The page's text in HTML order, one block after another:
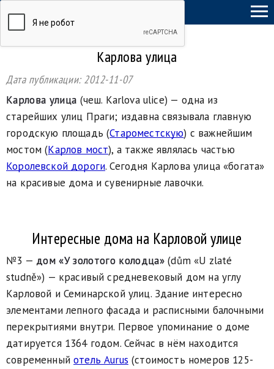
ТыСамСебеГид
Карлова улица
Дата публикации: 2012-11-07
Карлова улица (чеш. Karlova ulice) — одна из
старейших улиц Праги; издавна связывала главную
городскую площадь (Староместскую) с важнейшим
мостом (Карлов мост), а также являлась частью
Королевской дороги. Сегодня Карлова улица «богата»
на красивые дома и сувенирные лавочки.
Интересные дома на Карловой улице
№3 — дом «У золотого колодца» (dům «U zlaté
studně») — красивый средневековый дом на углу
Карловой и Семинарской улиц. Здание интересно
элементами лепного фасада и расписными балочными
перекрытиями внутри. Первое упоминание о доме
датируется 1364 годом. Сейчас в нём находится
современныйотель Aurus (стоимость номеров 125-